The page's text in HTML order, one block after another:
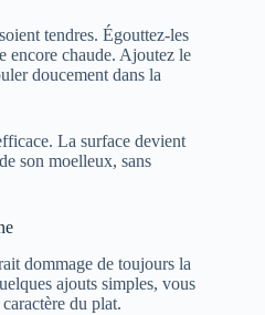
tendres. Égouttez-les
encore chaude. Ajoutez le
doucement dans la
La surface devient
son moelleux, sans
dommage de toujours la
ajouts simples, vous
du plat.